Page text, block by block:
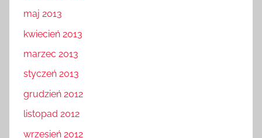
maj 2013
kwiecień 2013
marzec 2013
styczeń 2013
grudzień 2012
listopad 2012
wrzesień 2012